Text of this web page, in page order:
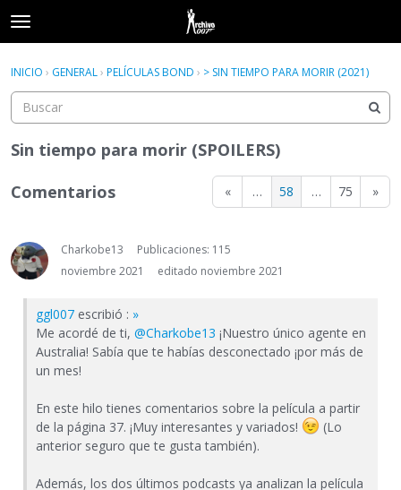
t
o
g
e
m
e
u
Acceder Registrarse
Acceder Registrarse
INICIO › GENERAL› PELÍCULAS BOND › > SIN TIEMPO PARA MORIR (2021)
Sin tiempo para morir (SPOILERS)
« … 58 … 75 »
Comentarios
Charkobe13
Publicaciones: 115
noviembre 2021
editado noviembre 2021
ggl007 escribió : »
Me acordé de ti, @Charkobe13 ¡Nuestro único agente en
Australia! Sabía que te habías desconectado ¡por más de
un mes!
En este hilo tienes comentarios sobre la película a partir
de la página 37. ¡Muy interesantes y variados!
(Lo
anterior seguro que te gusta también).
Además, los dos últimos podcasts ya analizan la película